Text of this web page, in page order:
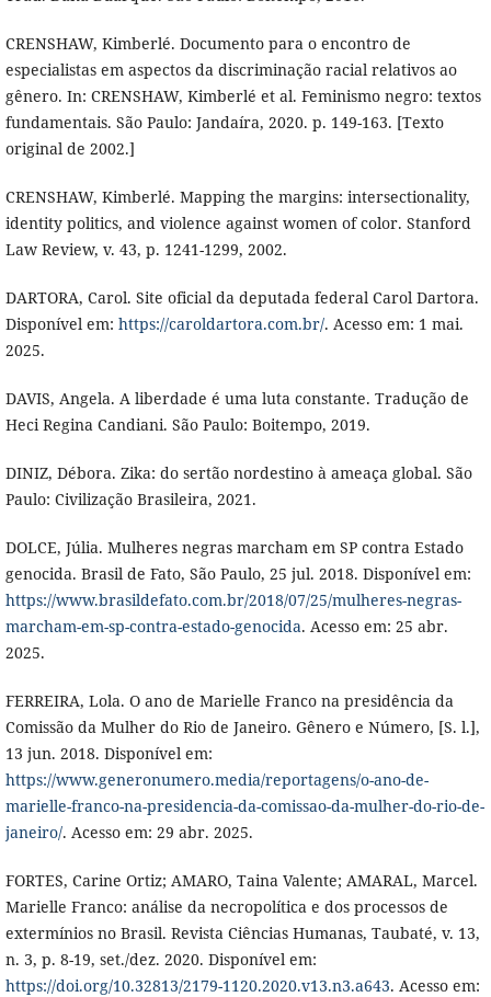
CRENSHAW, Kimberlé. Documento para o encontro de
especialistas em aspectos da discriminação racial relativos ao
gênero. In: CRENSHAW, Kimberlé et al. Feminismo negro: textos
fundamentais. São Paulo: Jandaíra, 2020. p. 149-163. [Texto
original de 2002.]
CRENSHAW, Kimberlé. Mapping the margins: intersectionality,
identity politics, and violence against women of color. Stanford
Law Review, v. 43, p. 1241-1299, 2002.
DARTORA, Carol. Site oficial da deputada federal Carol Dartora.
Disponível em: https://caroldartora.com.br/. Acesso em: 1 mai.
2025.
DAVIS, Angela. A liberdade é uma luta constante. Tradução de
Heci Regina Candiani. São Paulo: Boitempo, 2019.
DINIZ, Débora. Zika: do sertão nordestino à ameaça global. São
Paulo: Civilização Brasileira, 2021.
DOLCE, Júlia. Mulheres negras marcham em SP contra Estado
genocida. Brasil de Fato, São Paulo, 25 jul. 2018. Disponível em:
https://www.brasildefato.com.br/2018/07/25/mulheres-negras-
marcham-em-sp-contra-estado-genocida. Acesso em: 25 abr.
2025.
FERREIRA, Lola. O ano de Marielle Franco na presidência da
Comissão da Mulher do Rio de Janeiro. Gênero e Número, [S. l.],
13 jun. 2018. Disponível em:
https://www.generonumero.media/reportagens/o-ano-de-
marielle-franco-na-presidencia-da-comissao-da-mulher-do-rio-de-
janeiro/. Acesso em: 29 abr. 2025.
FORTES, Carine Ortiz; AMARO, Taina Valente; AMARAL, Marcel.
Marielle Franco: análise da necropolítica e dos processos de
extermínios no Brasil. Revista Ciências Humanas, Taubaté, v. 13,
n. 3, p. 8-19, set./dez. 2020. Disponível em:
https://doi.org/10.32813/2179-1120.2020.v13.n3.a643. Acesso em: